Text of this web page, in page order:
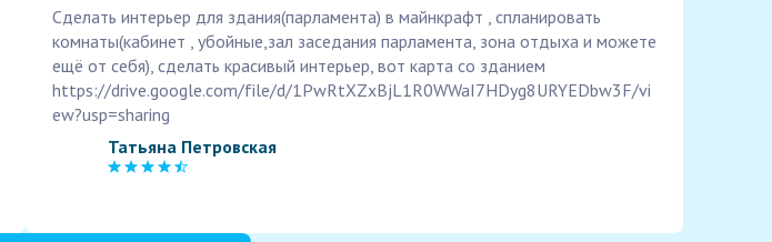
Сделать интерьер для здания(парламента) в майнкрафт , спланировать
комнаты(кабинет , убойные,зал заседания парламента, зона отдыха и можете
ещё от себя), сделать красивый интерьер, вот карта со зданием
https://drive.google.com/file/d/1PwRtXZxBjL1R0WWaI7HDyg8URYEDbw3F/vi
ew?usp=sharing
Татьяна Петровская